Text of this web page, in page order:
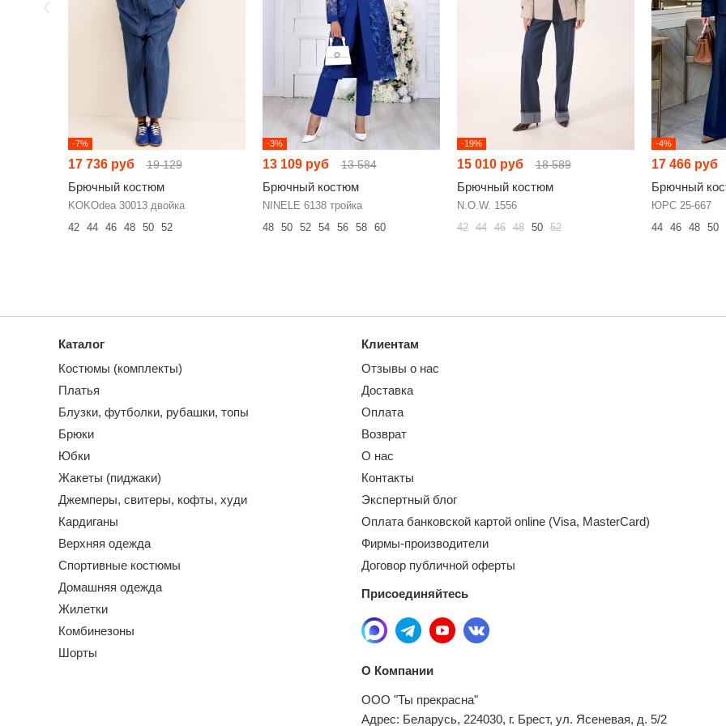
-7%
17 736 руб 19 129
Брючный костюм
KOKOdea 30013 двойка
42
44 46 48 50 52
-3%
13 109 руб 13 584
Брючный костюм
NINELE 6138 тройка
48
50 52 54 56 58 60
-19%
15 010 руб 18 589
Брючный костюм
N.O.W. 1556
42 44 46 48 50 52
-4%
17 466 руб
Брючный
ЮРС 25-667
44
46 48 50
Каталог
Костюмы (комплекты)
Платья
Блузки, футболки, рубашки, топы
Брюки
Юбки
Жакеты (пиджаки)
Джемперы, свитеры, кофты, худи
Кардиганы
Верхняя одежда
Спортивные костюмы
Домашняя одежда
Жилетки
Комбинезоны
Шорты
Клиентам
Отзывы о нас
Доставка
Оплата
Возврат
О нас
Контакты
Экспертный блог
Оплата банковской картой online (Visa, MasterCard)
Фирмы-производители
Договор публичной оферты
Присоединяйтесь
О Компании
ООО "Ты прекрасна"
Адрес: Беларусь, 224030, г. Брест, ул. Ясеневая, д. 5/2